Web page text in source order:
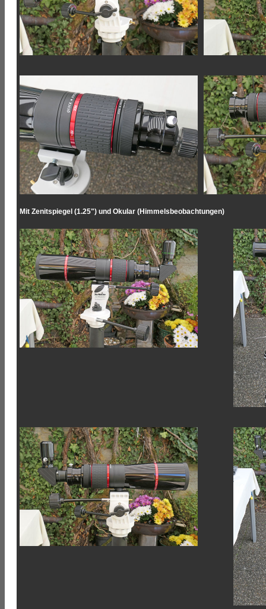
Mit Zenitspiegel (1.25") und Okular (Himmelsbeobachtungen)